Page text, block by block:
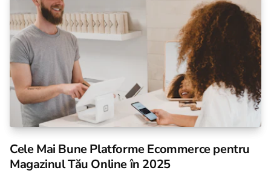
Cele Mai Bune Platforme Ecommerce pentru
Magazinul Tău Online în 2025